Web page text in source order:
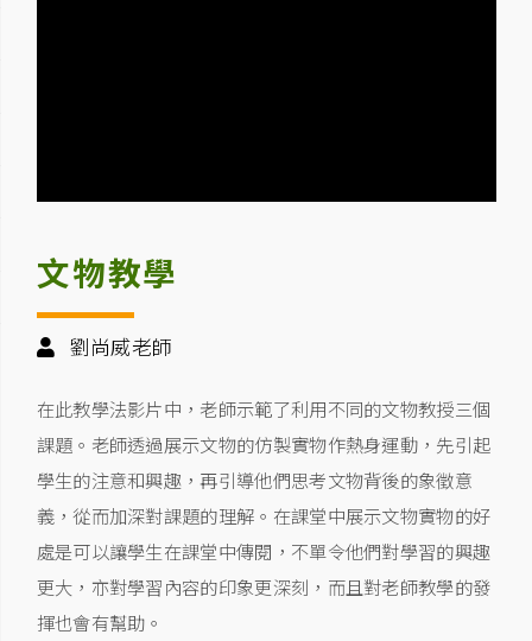
文物教學
劉尚威老師
在此教學法影片中，老師示範了利用不同的文物教授三個
課題。老師透過展示文物的仿製實物作熱身運動，先引起
學生的注意和興趣，再引導他們思考文物背後的象徵意
義，從而加深對課題的理解。在課堂中展示文物實物的好
處是可以讓學生在課堂中傳閱，不單令他們對學習的興趣
更大，亦對學習內容的印象更深刻，而且對老師教學的發
揮也會有幫助。